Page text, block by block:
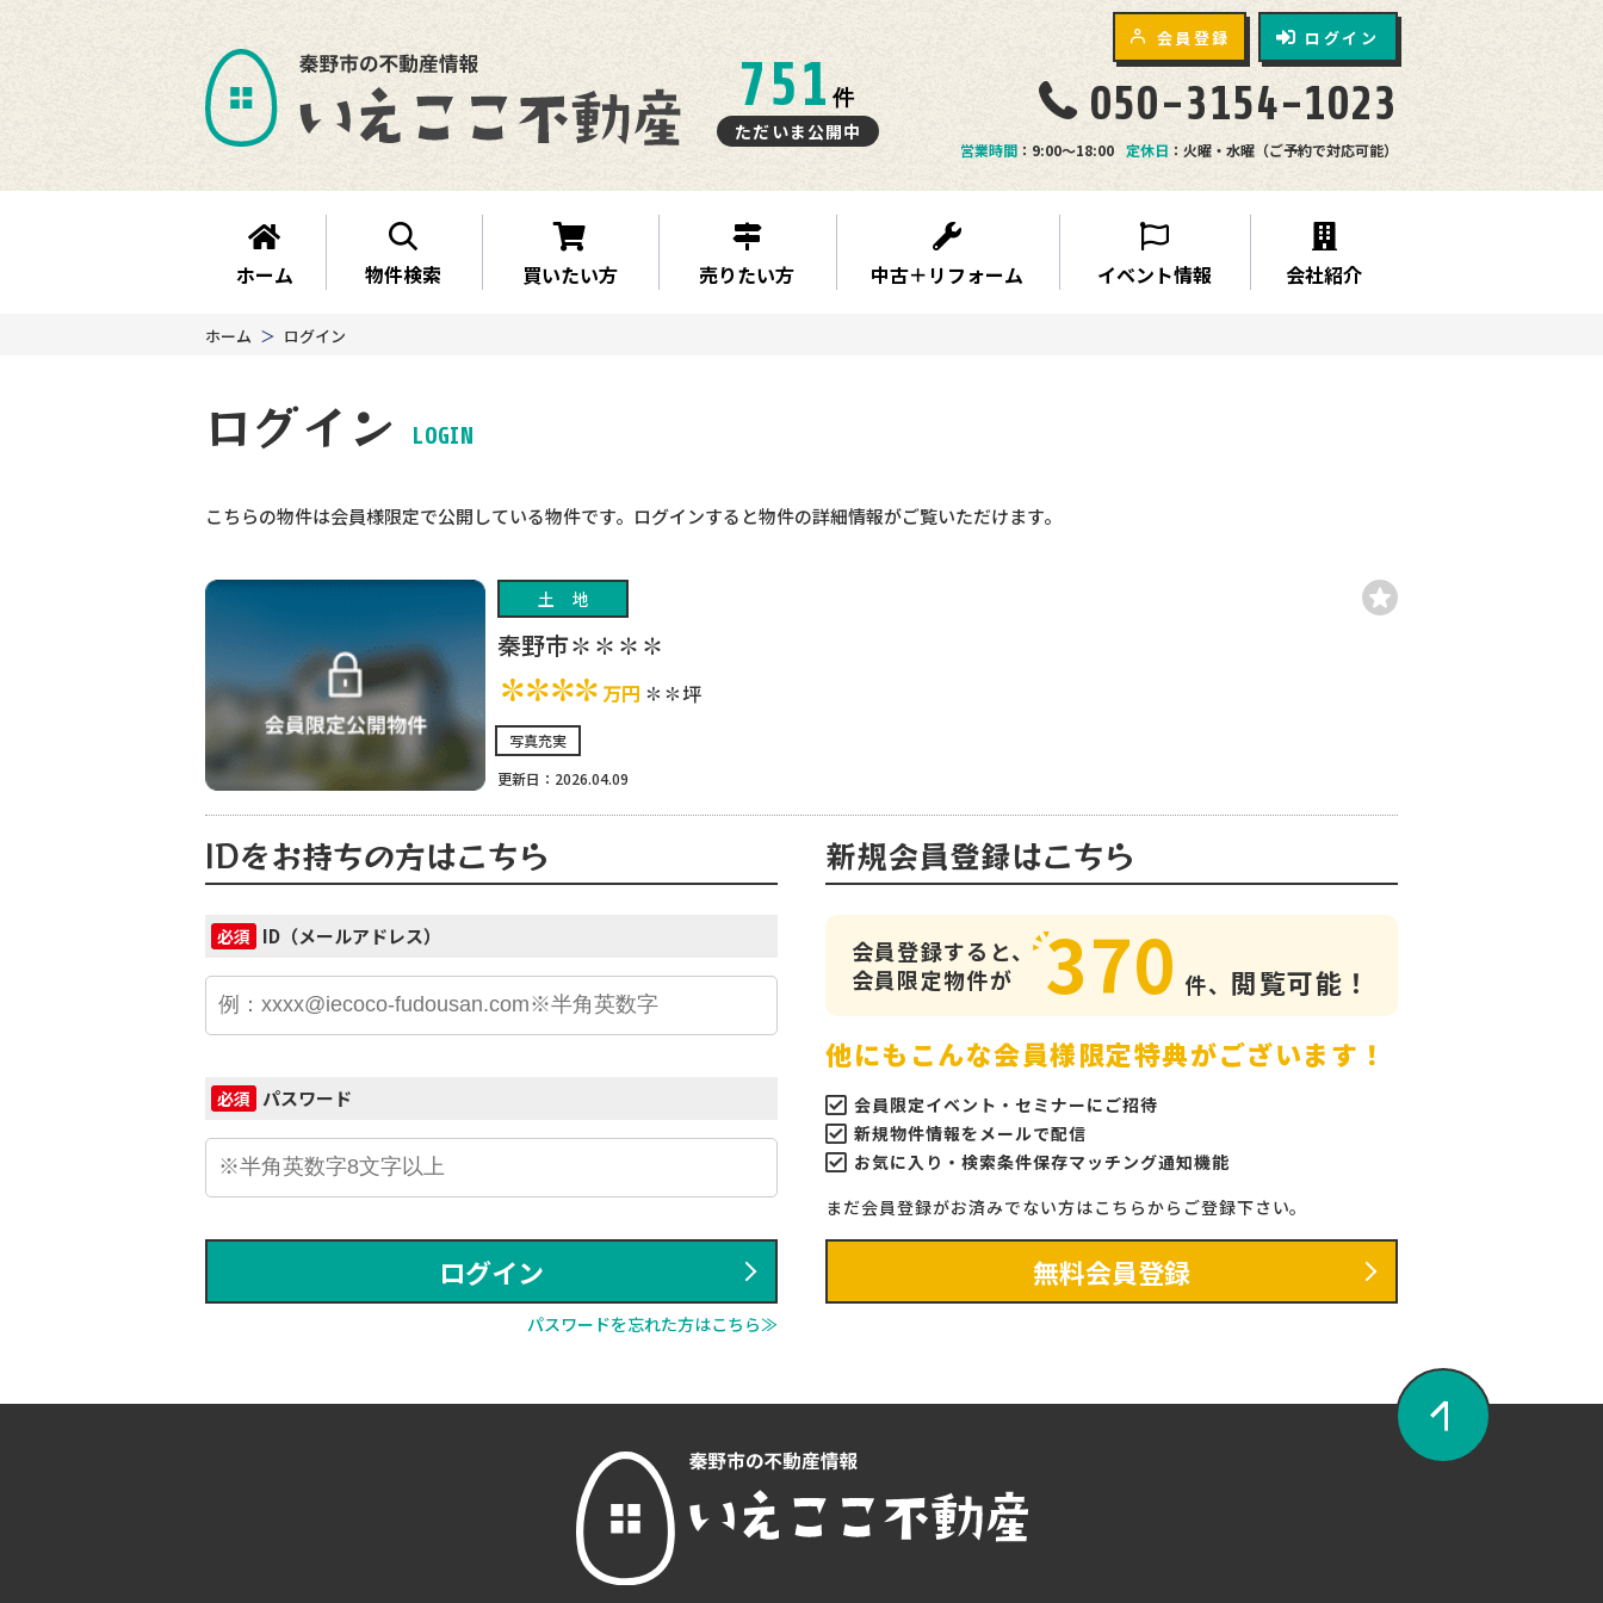
751件
ただいま公開中
会員登録 ログイン
050-3154-1023
営業時間 ：9:00〜18:00 定休日 ：火曜・水曜（ご予約で対応可能）
ホーム 物件検索 買いたい方 売りたい方 中古＋リフォーム イベント情報 会社紹介
ホーム ログイン
ログイン LOGIN
こちらの物件は会員様限定で公開している物件です。ログインすると物件の詳細情報がご覧いただけます。
土地
秦野市✽✽✽✽
✽✽✽✽ 万円 ✽✽坪
写真充実
更新日：2026.04.09
IDをお持ちの方はこちら
必須 ID（メールアドレス）
必須 パスワード
ログイン
パスワードを忘れた方はこちら≫
新規会員登録はこちら
会員登録すると、
会員限定物件が
370 件、 閲覧可能！
他にもこんな会員様限定特典がございます！
会員限定イベント・セミナーにご招待
新規物件情報をメールで配信
お気に入り・検索条件保存マッチング通知機能
まだ会員登録がお済みでない方はこちらからご登録下さい。
無料会員登録